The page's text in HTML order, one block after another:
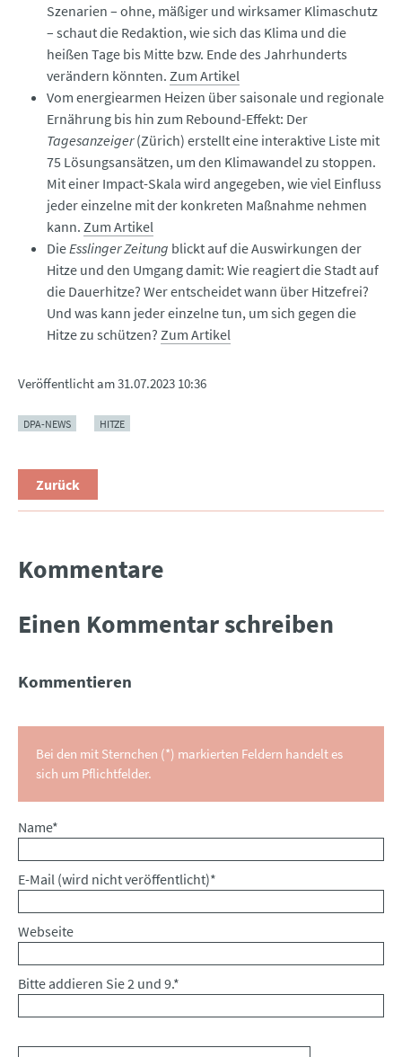
Szenarien – ohne, mäßiger und wirksamer Klimaschutz
– schaut die Redaktion, wie sich das Klima und die
heißen Tage bis Mitte bzw. Ende des Jahrhunderts
verändern könnten. Zum Artikel
Vom energiearmen Heizen über saisonale und regionale
Ernährung bis hin zum Rebound-Effekt: Der
Tagesanzeiger(Zürich) erstellt eine interaktive Liste mit
75 Lösungsansätzen, um den Klimawandel zu stoppen.
Mit einer Impact-Skala wird angegeben, wie viel Einfluss
jeder einzelne mit der konkreten Maßnahme nehmen
kann. Zum Artikel
DieEsslinger Zeitung blickt auf die Auswirkungen der
Hitze und den Umgang damit: Wie reagiert die Stadt auf
die Dauerhitze? Wer entscheidet wann über Hitzefrei?
Und was kann jeder einzelne tun, um sich gegen die
Hitze zu schützen? Zum Artikel
Veröffentlicht am31.07.2023 10:36
DPA-NEWS HITZE
Zurück
Kommentare
Einen Kommentar schreiben
Kommentieren
Bei den mit Sternchen (*) markierten Feldern handelt es
sich um Pflichtfelder.
Pflichtfeld
Name*
Pflichtfeld
E-Mail (wird nicht veröffentlicht)*
Webseite
Bitte addieren Sie 2 und 9.*